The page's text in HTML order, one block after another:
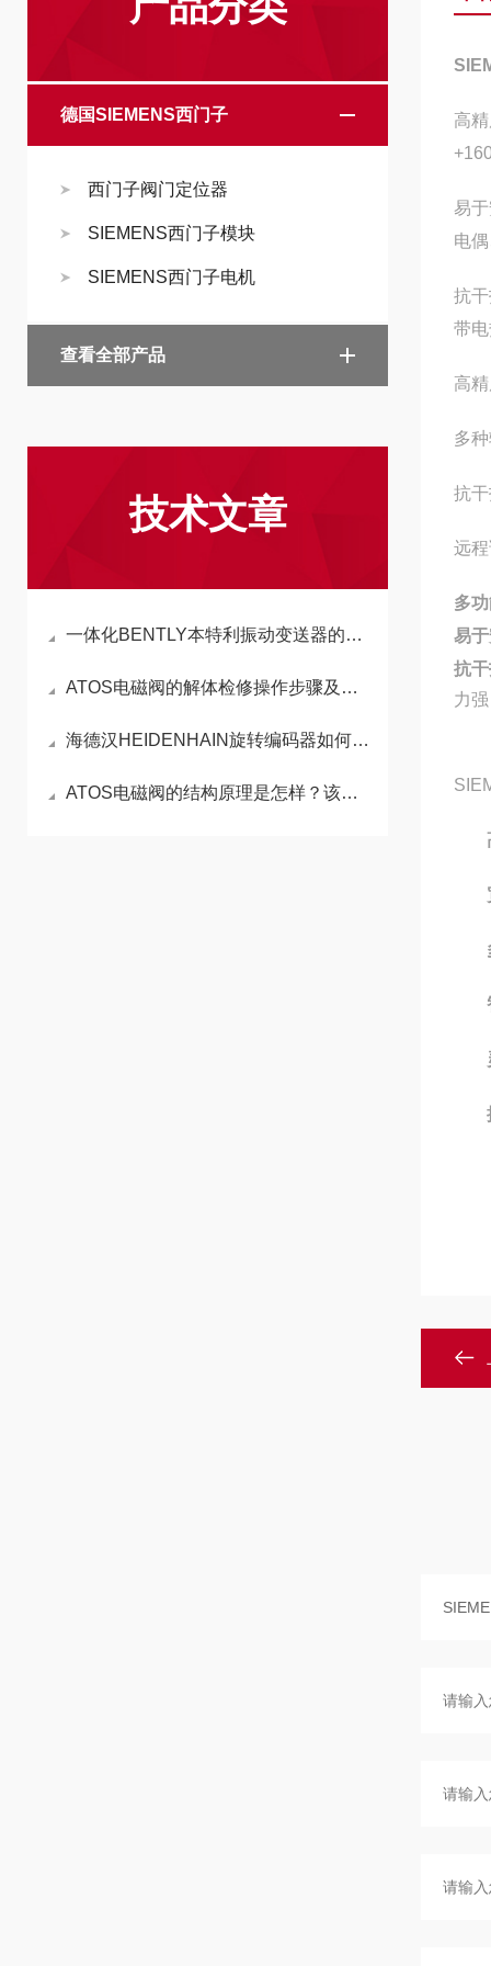
德国SIEMENS西门子
西门子阀门定位器
SIEMENS西门子模块
SIEMENS西门子电机
查看全部产品
技术文章
一体化BENTLY本特利振动变送器的使用方法详解
ATOS电磁阀的解体检修操作步骤及工艺要求
海德汉HEIDENHAIN旋转编码器如何选型？
ATOS电磁阀的结构原理是怎样？该如何选型？
高
易
电
抗
带
高
多
抗
远
多
易
抗
力